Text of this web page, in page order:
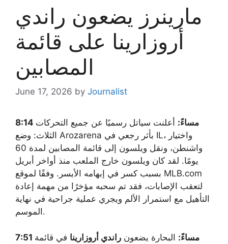
مارينرز يضعون راندي
أروزارينا على قائمة
المصابين
June 17, 2026 by Journalist
8:14 مساءً: أعلنت سياتل رسميًا عن جميع التحركات
الثلاث: وضع Arozarena بأثر رجعي في IL، واختيار
واشنطن، ونقل ويلسون إلى قائمة المصابين لمدة 60
يومًا. لقد كان ويلسون خارج الملعب منذ أواخر أبريل
بسبب كسر في إبهامه الأيسر. وفقًا لموقع MLB.com
لتعقب الإصابات، فقد تم سحبه مؤخرًا من مهمة إعادة
التأهيل مع استمرار الألم ويجري عملية جراحية في نهاية
الموسم.
7:51 مساءً: البحارة يضعون راندي أروزارينا في قائمة